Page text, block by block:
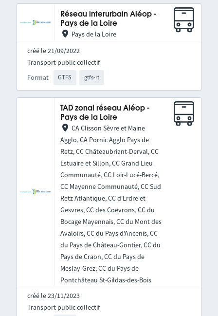
Réseau interurbain Aléop -
Pays de la Loire
Pays de la Loire
créé le 21/09/2022
Format GTFS gtfs-rt
Transport public collectif
TAD zonal réseau Aléop -
Pays de la Loire
CA Clisson Sèvre et Maine
Agglo, CA Pornic Agglo Pays de
Retz, CC Châteaubriant-Derval, CC
Estuaire et Sillon, CC Grand Lieu
Communauté, CC Loir-Lucé-Bercé,
CC Mayenne Communauté, CC Sud
Retz Atlantique, CC d'Erdre et
Gesvres, CC des Coëvrons, CC du
Bocage Mayennais, CC du Mont des
Avaloirs, CC du Pays d'Ancenis, CC
du Pays de Château-Gontier, CC du
Pays de Craon, CC du Pays de
Meslay-Grez, CC du Pays de
Pontchâteau St-Gildas-des-Bois
créé le 23/11/2023
Transport public collectif